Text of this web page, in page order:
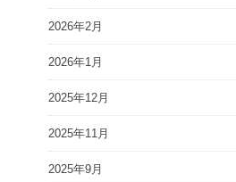
2026年2月
2026年1月
2025年12月
2025年11月
2025年9月